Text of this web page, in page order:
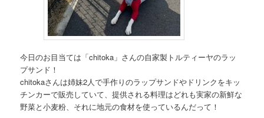
今日のお目当ては「chitoka」さんの自家製トルティーヤのラッ
プサンド！
chitokaさんは姉妹2人で手作りのラップサンドやドリンクをキッ
チンカーで販売していて、提供される料理はどれも実家の新鮮な
野菜と小麦粉、それに地元の食材を使っているんだって！